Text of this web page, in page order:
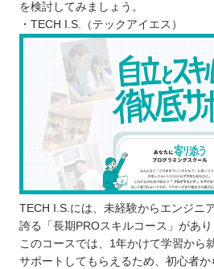
を検討してみましょう。
・TECH I.S.（テックアイエス）
TECH I.S.には、未経験からエンジニ
誇る「長期PROスキルコース」があり
このコースでは、1年かけて学習から
サポートしてもらえるため、初心者